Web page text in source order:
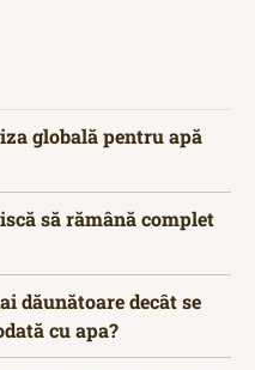
globală pentru apă
să rămână complet
dăunătoare decât se
cu apa?